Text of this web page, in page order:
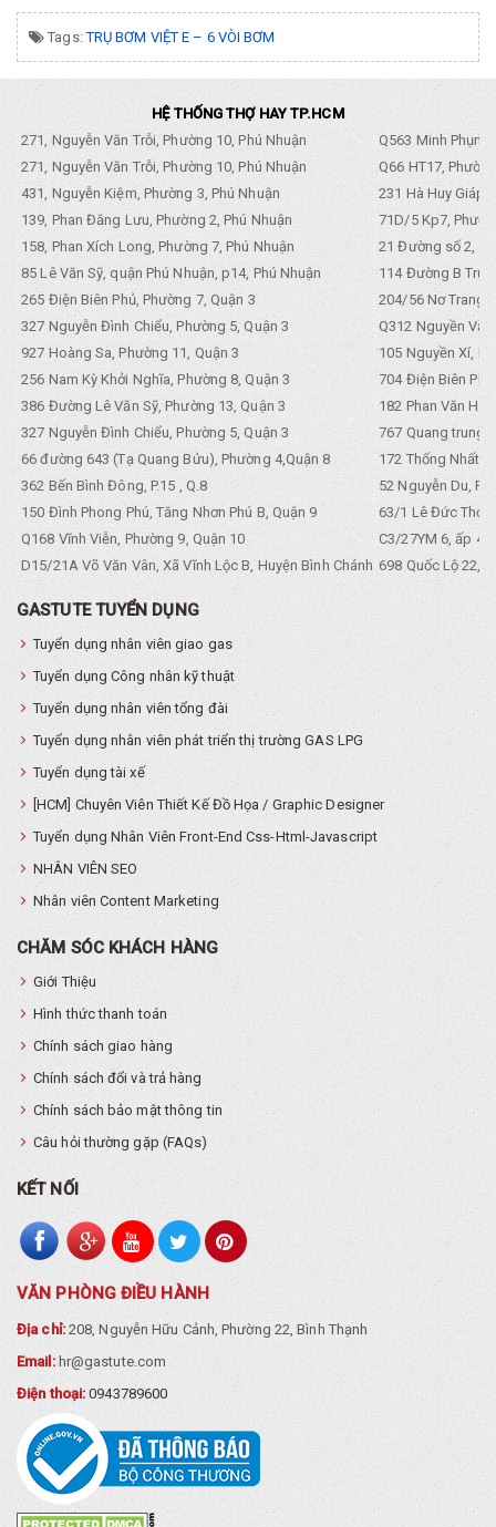
Tags:TRỤ BƠM VIỆT E – 6 VÒI BƠM
HỆ THỐNG THỢ HAY TP.HCM
271, Nguyễn Văn Trỗi, Phường 10, Phú Nhuận
Q563 Minh
271, Nguyễn Văn Trỗi, Phường 10, Phú Nhuận
Q66 HT17,
431, Nguyễn Kiệm, Phường 3, Phú Nhuận
231 Hà Huy Giáp,
139, Phan Đăng Lưu, Phường 2, Phú Nhuận
71D/5 Kp7,
158, Phan Xích Long, Phường 7, Phú Nhuận
21 Đường số 2,
85 Lê Văn Sỹ, quận Phú Nhuận, p14, Phú Nhuận
114 Đường B
265 Điện Biên Phủ, Phường 7, Quận 3
204/56 Nơ Trang
327 Nguyễn Đình Chiểu, Phường 5, Quận 3
Q312 Nguyền
927 Hoàng Sa, Phường 11, Quận 3
105 Nguyền Xí,
256 Nam Kỳ Khởi Nghĩa, Phường 8, Quận 3
704 Điện Biên
386 Đường Lê Văn Sỹ, Phường 13, Quận 3
182 Phan Văn
327 Nguyễn Đình Chiểu, Phường 5, Quận 3
767 Quang trung,
66 đường 643 (Tạ Quang Bửu), Phường 4,Quận 8
172 Thống Nhất.
362 Bến Bình Đông, P.15 , Q.8
52 Nguyễn Du,
150 Đình Phong Phú, Tăng Nhơn Phú B, Quận 9
63/1 Lê Đức Thọ,
Q168 Vĩnh Viễn, Phường 9, Quận 10
C3/27YM 6, ấp 4,
D15/21A Võ Văn Vân, Xã Vĩnh Lộc B, Huyện Bình Chánh 698 Quốc Lộ 22,
GASTUTE TUYỂN DỤNG
Tuyển dụng nhân viên giao gas
Tuyển dụng Công nhân kỹ thuật
Tuyển dụng nhân viên tổng đài
Tuyển dụng nhân viên phát triển thị trường GAS LPG
Tuyển dụng tài xế
[HCM] Chuyên Viên Thiết Kế Đồ Họa / Graphic Designer
Tuyển dụng Nhân Viên Front-End Css-Html-Javascript
NHÂN VIÊN SEO
Nhân viên Content Marketing
CHĂM SÓC KHÁCH HÀNG
Giới Thiệu
Hình thức thanh toán
Chính sách giao hàng
Chính sách đổi và trả hàng
Chính sách bảo mật thông tin
Câu hỏi thường gặp (FAQs)
KẾT NỐI
VĂN PHÒNG ĐIỀU HÀNH
Địa chỉ:208, Nguyễn Hữu Cảnh, Phường 22, Bình Thạnh
Email:hr@gastute.com
Điện thoại:0943789600